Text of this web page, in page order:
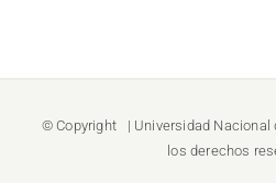
© Copyright | Universidad Nacional
los derechos